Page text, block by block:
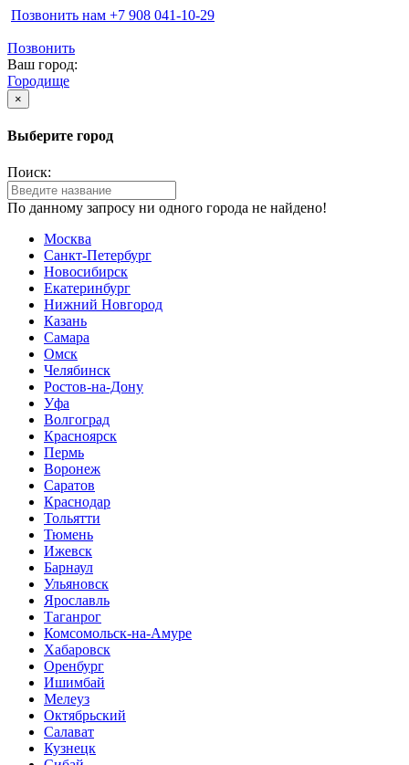
Позвонить нам ‪+7 908 041-10-29
Позвонить
Ваш город:
Городище
×
Выберите город
Поиск:
По данному запросу ни одного города не найдено!
Москва
Санкт-Петербург
Новосибирск
Екатеринбург
Нижний Новгород
Казань
Самара
Омск
Челябинск
Ростов-на-Дону
Уфа
Волгоград
Красноярск
Пермь
Воронеж
Саратов
Краснодар
Тольятти
Тюмень
Ижевск
Барнаул
Ульяновск
Ярославль
Таганрог
Комсомольск-на-Амуре
Хабаровск
Оренбург
Ишимбай
Мелеуз
Октябрьский
Салават
Кузнецк